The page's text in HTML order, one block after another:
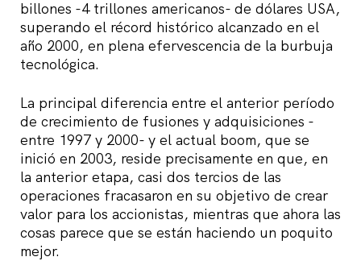
billones -4 trillones americanos- de dólares USA,
superando el récord histórico alcanzado en el
año 2000, en plena efervescencia de la burbuja
tecnológica.
La principal diferencia entre el anterior período
de crecimiento de fusiones y adquisiciones -
entre 1997 y 2000- y el actual boom, que se
inició en 2003, reside precisamente en que, en
la anterior etapa, casi dos tercios de las
operaciones fracasaron en su objetivo de crear
valor para los accionistas, mientras que ahora las
cosas parece que se están haciendo un poquito
mejor.